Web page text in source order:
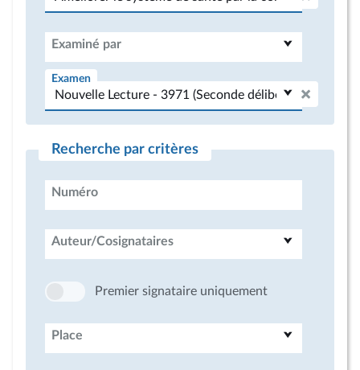
Examiné par
Examen
Recherche par critères
Numéro
Auteur/Cosignataires
Premier signataire uniquement
Place